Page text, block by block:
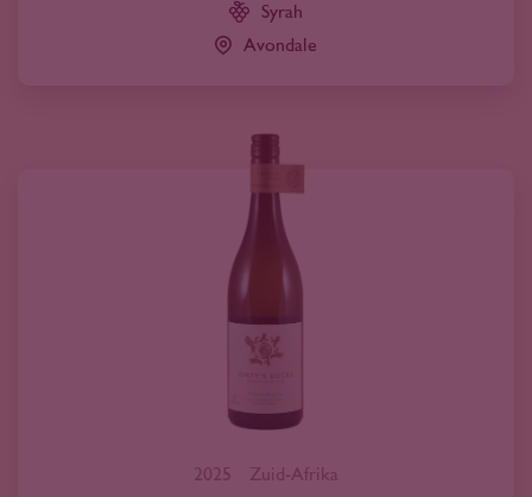
Syrah
Avondale
2025 Zuid-Afrika